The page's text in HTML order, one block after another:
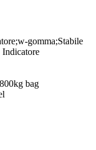
gomma;Stabile
bag